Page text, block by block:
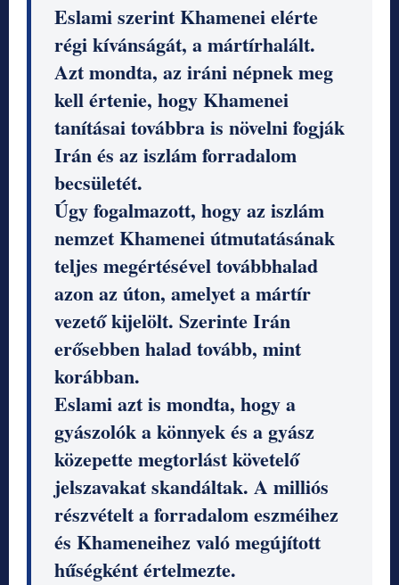
Eslami szerint Khamenei elérte
régi kívánságát, a mártírhalált.
Azt mondta, az iráni népnek meg
kell értenie, hogy Khamenei
tanításai továbbra is növelni fogják
Irán és az iszlám forradalom
becsületét.
Úgy fogalmazott, hogy az iszlám
nemzet Khamenei útmutatásának
teljes megértésével továbbhalad
azon az úton, amelyet a mártír
vezető kijelölt. Szerinte Irán
erősebben halad tovább, mint
korábban.
Eslami azt is mondta, hogy a
gyászolók a könnyek és a gyász
közepette megtorlást követelő
jelszavakat skandáltak. A milliós
részvételt a forradalom eszméihez
és Khameneihez való megújított
hűségként értelmezte.